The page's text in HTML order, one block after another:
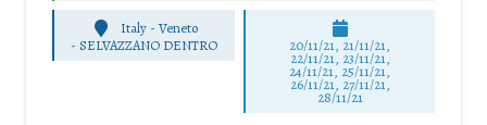
Italy - Veneto
-SELVAZZANO DENTRO 20/11/21, 21/11/21,
22/11/21, 23/11/21,
24/11/21, 25/11/21,
26/11/21, 27/11/21,
28/11/21